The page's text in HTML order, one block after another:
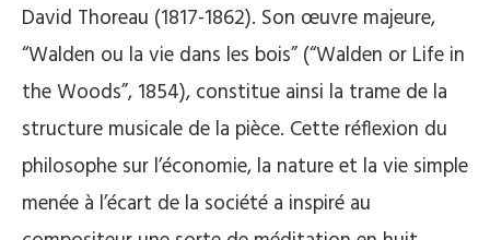
David Thoreau (1817-1862). Son œuvre majeure,
“Walden ou la vie dans les bois” (“Walden or Life in
the Woods”, 1854), constitue ainsi la trame de la
structure musicale de la pièce. Cette réflexion du
philosophe sur l’économie, la nature et la vie simple
menée à l’écart de la société a inspiré au